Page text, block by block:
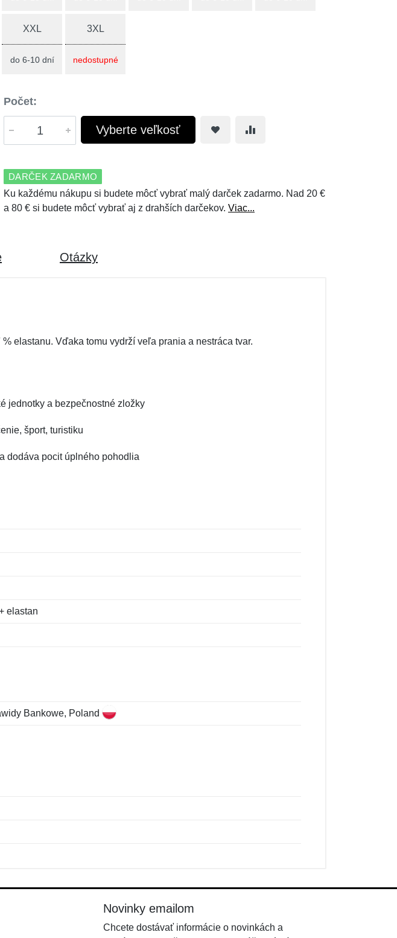
XXL
do 6-10 dní
3XL
nedostupné
Počet:
Vyberte veľkosť
DARČEK ZADARMO
Ku každému nákupu si budete môcť vybrať malý darček zadarmo. Nad 20 €
a 80 € si budete môcť vybrať aj z drahších darčekov. Viac...
Otázky
elastanu. Vďaka tomu vydrží veľa prania a nestráca tvar.
jednotky a bezpečnostné zložky
šport, turistiku
dodáva pocit úplného pohodlia
elastan
Bankowe, Poland
Novinky emailom
Chcete dostávať informácie o novinkách a